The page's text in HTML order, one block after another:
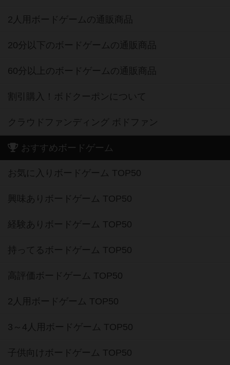
2人用ボードゲームの通販商品
20分以下のボードゲームの通販商品
60分以上のボードゲームの通販商品
割引購入！ボドクーポンについて
クラウドファンディング ボドファン
おすすめボードゲーム
お気に入りボードゲーム TOP50
興味ありボードゲーム TOP50
経験ありボードゲーム TOP50
持ってるボードゲーム TOP50
高評価ボードゲーム TOP50
2人用ボードゲーム TOP50
3～4人用ボードゲーム TOP50
子供向けボードゲーム TOP50